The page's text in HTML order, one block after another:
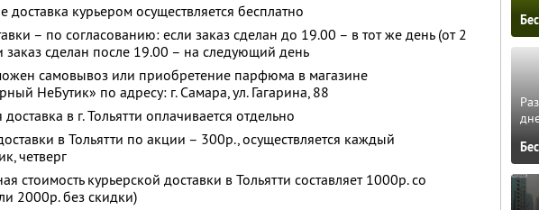
доставка курьером осуществляется бесплатно
– по согласованию: если заказ сделан до 19.00 – в тот же день (от 2
заказ сделан после 19.00 – на следующий день
самовывоз или приобретение парфюма в магазине
НеБутик» по адресу: г. Самара, ул. Гагарина, 88
доставка в г. Тольятти оплачивается отдельно
в Тольятти по акции – 300р., осуществляется каждый
четверг
стоимость курьерской доставки в Тольятти составляет 1000р. со
2000р. без скидки)